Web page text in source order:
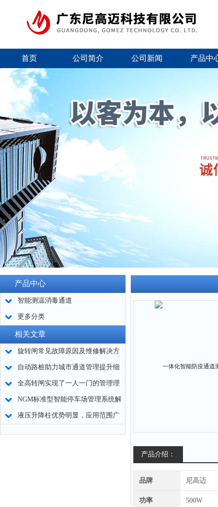
首页 公司简介 公司新闻 产品中
产品中心
智能测温消毒通道
更多分类
相关文章
旋转闸常见故障原因及维修解决方
法
自动路桩助力城市通道管理提升细
节
全高转闸实现了一人一门的管理理
念
NGM标准型智能停车场管理系统解
决方案
液压升降柱优势明显，应用范围广
产品介绍：
品牌 尼高迈
功率 500W